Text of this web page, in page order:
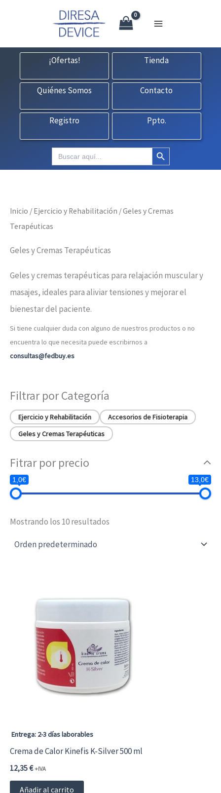
consultas@fedbuy.es| Formulario | Tlf.
¡Ofertas!
Tienda
Quiénes Somos Contacto
Registro Ppto.
Buscar: Botón de búsqueda
Inicio / Ejercicio y Rehabilitación / Geles y Cremas
Terapéuticas
Geles y Cremas Terapéuticas
Geles y cremas terapéuticas para relajación muscular y
masajes, ideales para aliviar tensiones y mejorar el
bienestar del paciente.
Si tiene cualquier duda con alguno de nuestros productos o no
encuentra lo que necesita puede escribirnos a
consultas@fedbuy.es
Filtrar por Categoría
Ejercicio y Rehabilitación
Accesorios de Fisioterapia
Geles y Cremas Terapéuticas
Fitrar por precio
1,0€ 13,0€
Mostrando los 10 resultados
Entrega: 2-3 días laborables
Crema de Calor Kinefis K-Silver 500 ml
12,35€ +IVA
Añadir al carrito